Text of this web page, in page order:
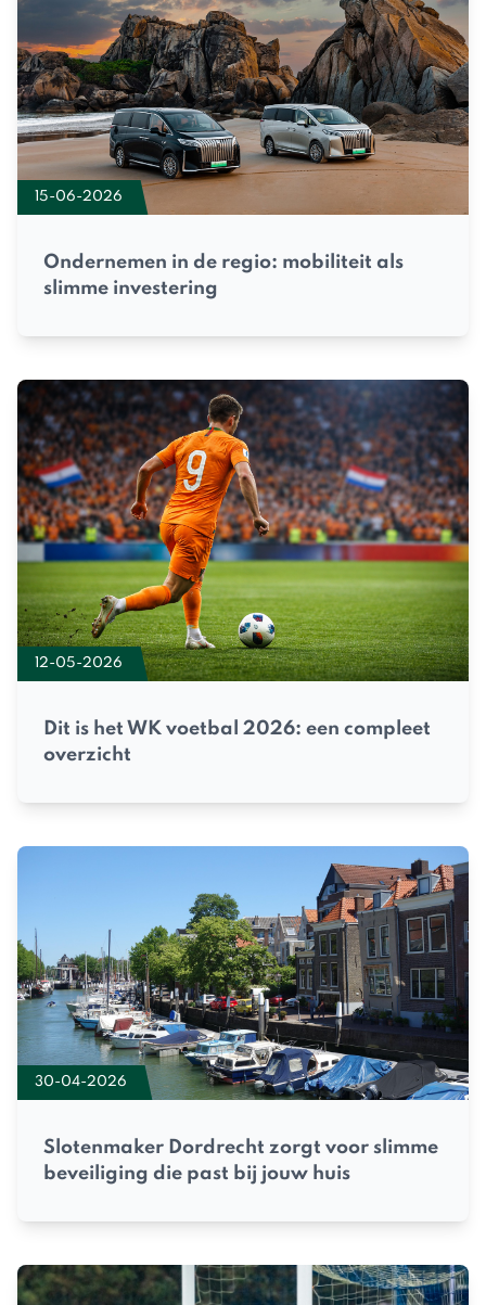
15-06-2026
Ondernemen in de regio: mobiliteit als
slimme investering
12-05-2026
Dit is het WK voetbal 2026: een compleet
overzicht
30-04-2026
Slotenmaker Dordrecht zorgt voor slimme
beveiliging die past bij jouw huis